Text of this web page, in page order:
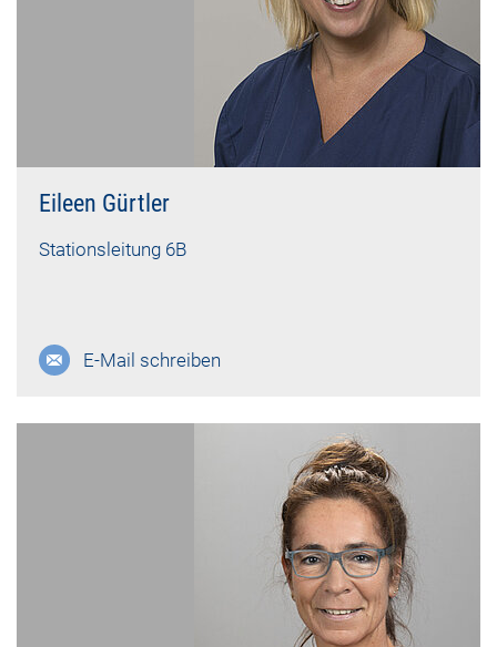
Eileen Gürtler
Stationsleitung 6B
E-Mail schreiben